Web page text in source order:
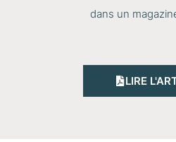
dans un
LIRE